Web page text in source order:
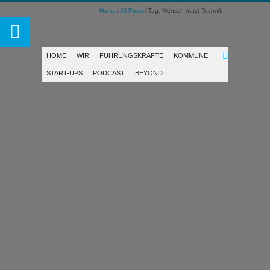
Home All Posts Tag: Mensch nutzt Technik
HOME WIR FÜHRUNGSKRÄFTE KOMMUNE
START-UPS PODCAST BEYOND